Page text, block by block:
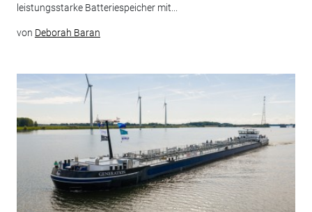
leistungsstarke Batteriespeicher mit...
von Deborah Baran